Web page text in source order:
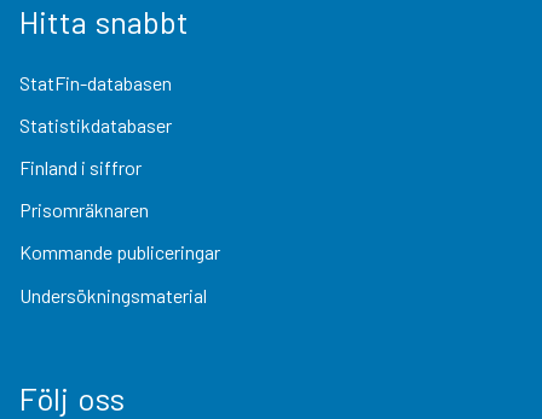
Hitta snabbt
StatFin-databasen
Statistikdatabaser
Finland i siffror
Prisomräknaren
Kommande publiceringar
Undersökningsmaterial
Följ oss